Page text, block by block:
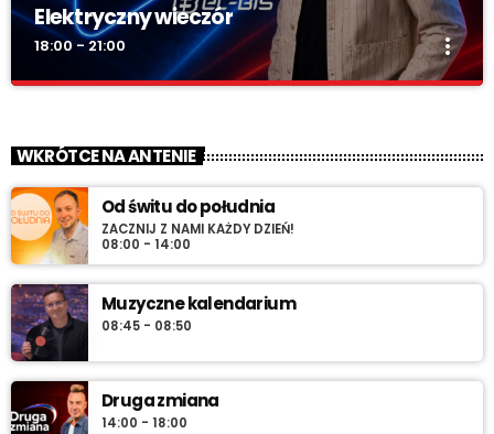
Elektryczny wieczór
18:00 - 21:00 more_vert
muzyka na zakończenie dnia. Spokojne rytmy, nastrojowe
dźwięki i klasyka, która tworzy klimat.
WKRÓTCE NA ANTENIE
Od świtu do południa
ZACZNIJ Z NAMI KAŻDY DZIEŃ!
08:00 - 14:00
Muzyczne kalendarium
08:45 - 08:50
Druga zmiana
14:00 - 18:00